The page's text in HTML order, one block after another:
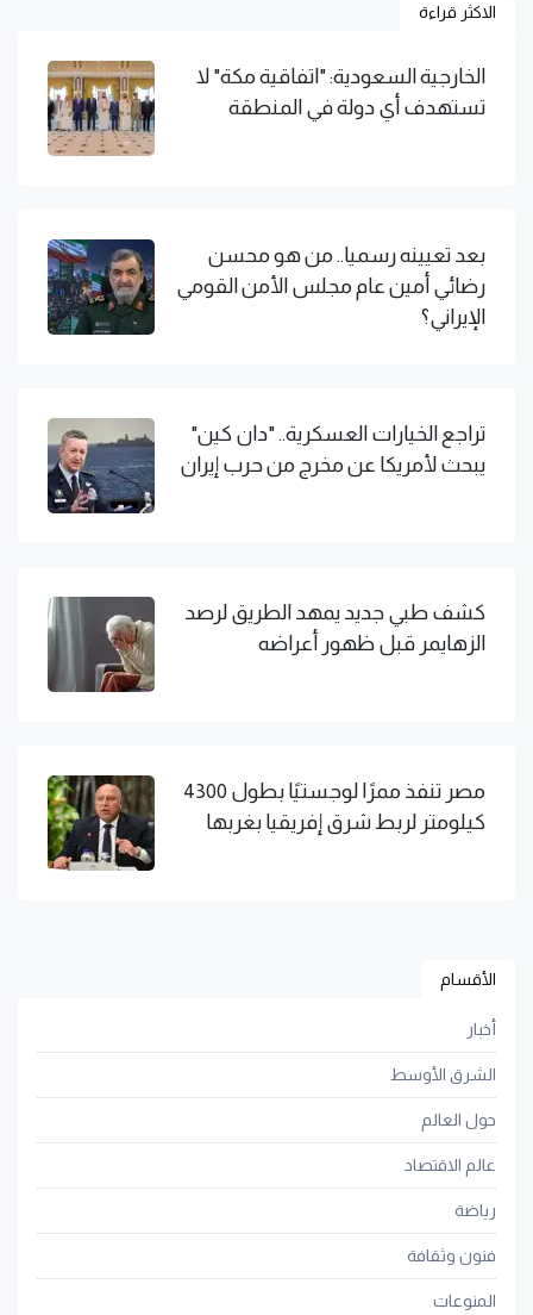
الاكثر قراءة
الخارجية السعودية: "اتفاقية مكة" لا
تستهدف أي دولة في المنطقة
بعد تعيينه رسميا.. من هو محسن
رضائي أمين عام مجلس الأمن القومي
الإيراني؟
تراجع الخيارات العسكرية.. "دان كين"
يبحث لأمريكا عن مخرج من حرب إيران
كشف طبي جديد يمهد الطريق لرصد
الزهايمر قبل ظهور أعراضه
مصر تنفذ ممرًا لوجستيًا بطول 4300
كيلومتر لربط شرق إفريقيا بغربها
الأقسام
أخبار
الشرق الأوسط
حول العالم
عالم الاقتصاد
رياضة
فنون وثقافة
المنوعات